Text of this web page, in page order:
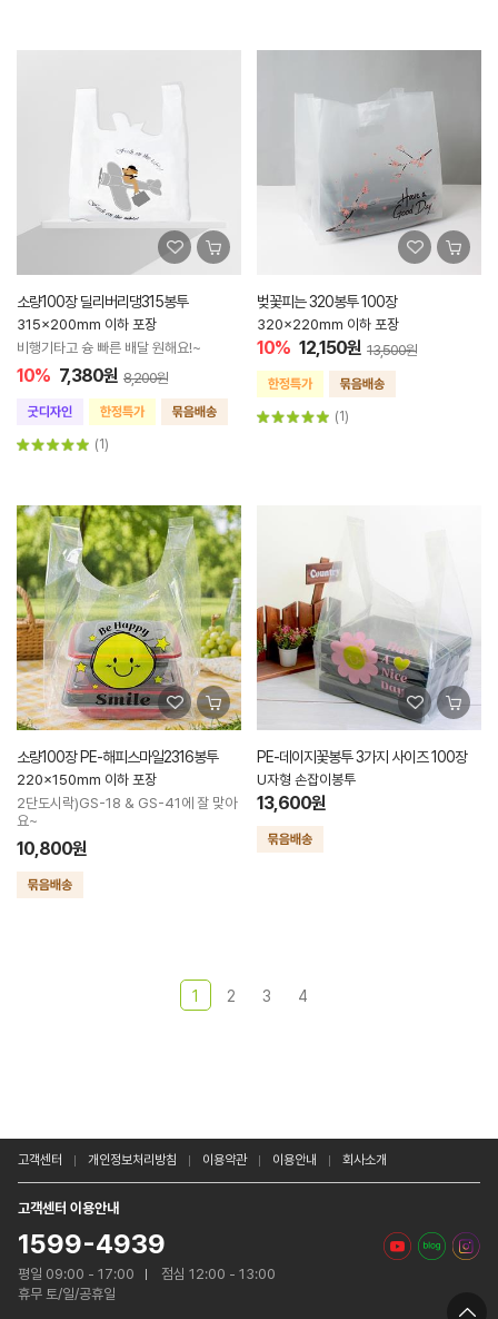
소량100장 딜리버리댕315봉투
315x200mm 이하 포장
비행기타고 슝 빠른 배달 원해요!~
10% 7,380원 8,200원
(1)
벚꽃피는 320봉투 100장
320x220mm 이하 포장
10% 12,150원 13,500원
(1)
소량100장 PE-해피스마일2316봉투
220x150mm 이하 포장
2단도시락)GS-18 & GS-41에 잘 맞아
요~
10,800원
PE-데이지꽃봉투 3가지 사이즈 100장
U자형 손잡이봉투
13,600원
1 2 3 4
고객센터 개인정보처리방침 이용약관 이용안내 회사소개
고객센터 이용안내
1599-4939
평일 09:00 - 17:00
점심 12:00 - 13:00
휴무 토/일/공휴일